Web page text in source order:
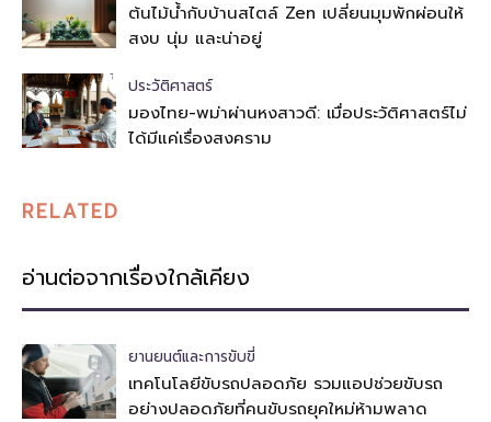
ต้นไม้น้ำกับบ้านสไตล์ Zen เปลี่ยนมุมพักผ่อนให้
สงบ นุ่ม และน่าอยู่
ประวัติศาสตร์
มองไทย-พม่าผ่านหงสาวดี: เมื่อประวัติศาสตร์ไม่
ได้มีแค่เรื่องสงคราม
RELATED
อ่านต่อจากเรื่องใกล้เคียง
ยานยนต์และการขับขี่
เทคโนโลยีขับรถปลอดภัย รวมแอปช่วยขับรถ
อย่างปลอดภัยที่คนขับรถยุคใหม่ห้ามพลาด